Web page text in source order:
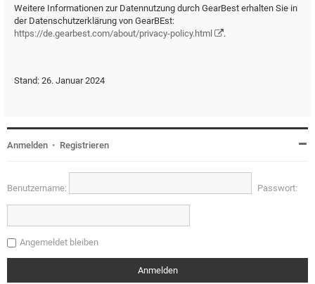
Weitere Informationen zur Datennutzung durch GearBest erhalten Sie in
der Datenschutzerklärung von GearBEst:
https://de.gearbest.com/about/privacy-policy.html
.
Stand: 26. Januar 2024
Anmelden • Registrieren
Benutzername: Passwort:
Angemeldet bleiben